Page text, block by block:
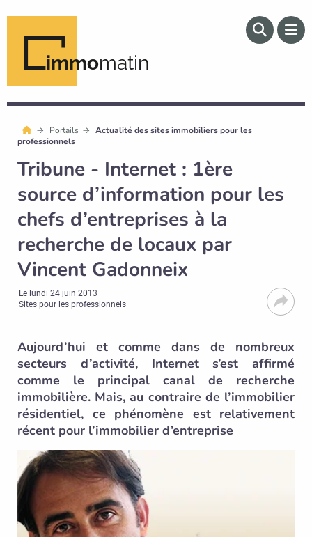
immomatin
Portails
Actualité des sites immobiliers pour les
professionnels
Tribune - Internet : 1ère
source d’information pour les
chefs d’entreprises à la
recherche de locaux par
Vincent Gadonneix
Le lundi 24 juin 2013
Sites pour les professionnels
Aujourd’hui et comme dans de nombreux
secteurs d’activité, Internet s’est affirmé
comme le principal canal de recherche
immobilière. Mais, au contraire de l’immobilier
résidentiel, ce phénomène est relativement
récent pour l’immobilier d’entreprise